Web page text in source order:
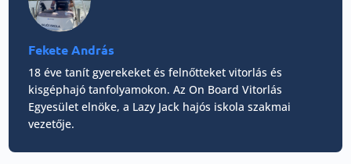
Fekete András
18 éve tanít gyerekeket és felnőtteket vitorlás és
kisgéphajó tanfolyamokon. Az On Board Vitorlás
Egyesület elnöke, a Lazy Jack hajós iskola szakmai
vezetője.